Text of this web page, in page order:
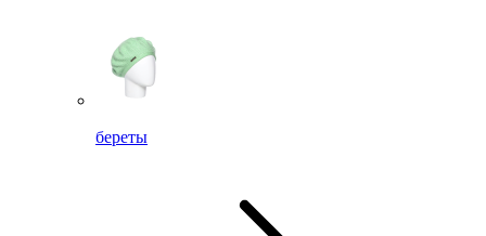
береты